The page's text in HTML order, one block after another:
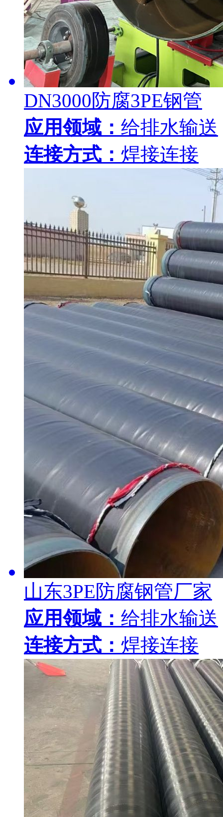
DN3000防腐3PE钢管
应用领域： 给排水输送
连接方式： 焊接连接
山东3PE防腐钢管厂家
应用领域： 给排水输送
连接方式： 焊接连接